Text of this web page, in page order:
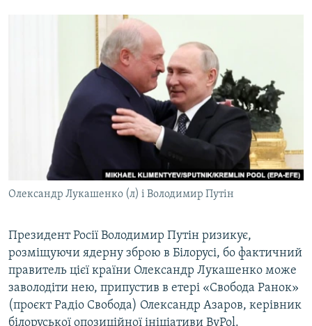
КИТАЙ.ВИКЛИКИ
СПЕЦПРОЄКТИ
ПОДКАСТИ
КРИМ РЕАЛІЇ
КТАТ
ДОЛУЧАЙСЯ!
Олександр Лукашенко (л) і Володимир Путін
Президент Росії Володимир Путін ризикує,
розміщуючи ядерну зброю в Білорусі, бо фактичний
правитель цієї країни Олександр Лукашенко може
заволодіти нею, припустив в етері «Свобода Ранок»
(проєкт Радіо Свобода) Олександр Азаров, керівник
білоруської опозиційної ініціативи ByPol.